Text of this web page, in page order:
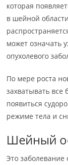
которая
в шейной
может означать
опухолевого
По мере роста
захватывать
появиться
режиме тела и
Шейный
Это заболевание